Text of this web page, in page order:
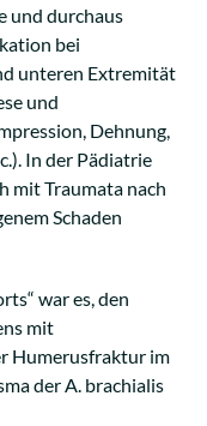
und durchaus
bei
unteren Extremität
und
Dehnung,
In der Pädiatrie
mit Traumata nach
Schaden
war es, den
mit
Humerusfraktur im
der A. brachialis